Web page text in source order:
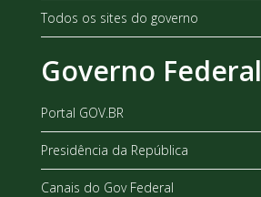
Todos os sites do governo
Governo Federal
Portal GOV.BR
Presidência da República
Canais do Gov Federal